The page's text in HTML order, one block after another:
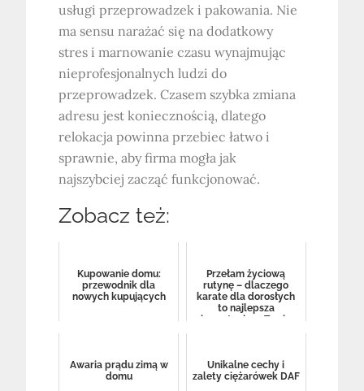
usługi przeprowadzek i pakowania. Nie
ma sensu narażać się na dodatkowy
stres i marnowanie czasu wynajmując
nieprofesjonalnych ludzi do
przeprowadzek. Czasem szybka zmiana
adresu jest koniecznością, dlatego
relokacja powinna przebiec łatwo i
sprawnie, aby firma mogła jak
najszybciej zacząć funkcjonować.
Zobacz też:
Kupowanie domu:
przewodnik dla
nowych kupujących
Przełam życiową
rutynę – dlaczego
karate dla dorosłych
to najlepsza
inwestycja w Twoje
Awaria prądu zimą w
domu
Unikalne cechy i
zalety ciężarówek DAF